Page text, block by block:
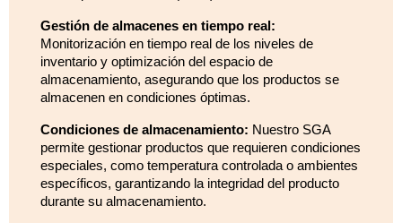
Gestión de almacenes en tiempo real:
Monitorización en tiempo real de los niveles de
inventario y optimización del espacio de
almacenamiento, asegurando que los productos se
almacenen en condiciones óptimas.
Condiciones de almacenamiento: Nuestro SGA
permite gestionar productos que requieren condiciones
especiales, como temperatura controlada o ambientes
específicos, garantizando la integridad del producto
durante su almacenamiento.